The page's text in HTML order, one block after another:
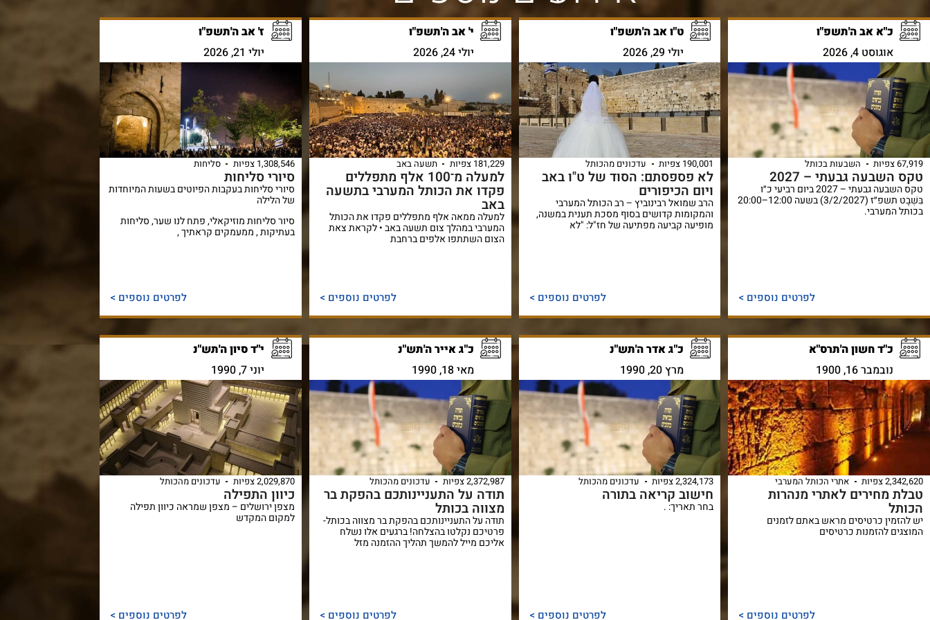
כ"א אב ה'תשפ"ו
אוגוסט 4, 2026
67,919 צפיות השבעות בכותל
טקס השבעה גבעתי – 2027
טקס השבעה גבעתי – 2027 ביום רביעי כ״ו
בִּשְׁבָט תשפ״ז (3/2/2027) בשעה 12:00–20:00
בכותל המערבי.
לפרטים נוספים >
ט"ו אב ה'תשפ"ו
יולי 29, 2026
190,001 צפיות עדכונים מהכותל
לא פספסתם: הסוד של ט"ו באב
ויום הכיפורים
הרב שמואל רבינוביץ – רב הכותל המערבי
והמקומות קדושים בסוף מסכת תענית במשנה,
מופיעה קביעה מפתיעה של חז"ל: "לא
לפרטים נוספים >
י' אב ה'תשפ"ו
יולי 24, 2026
181,229 צפיות תשעה באב
למעלה מ־100 אלף מתפללים
פקדו את הכותל המערבי בתשעה
באב
למעלה ממאה אלף מתפללים פקדו את הכותל
המערבי במהלך צום תשעה באב • לקראת צאת
הצום השתתפו אלפים ברחבת
לפרטים נוספים >
ז' אב ה'תשפ"ו
יולי 21, 2026
1,308,546 צפיות סליחות
סיורי סליחות
סיורי סליחות בעקבות הפיוטים בשעות המיוחדות
של הלילה
סיור סליחות מוזיקאלי, פתח לנו שער, סליחות
בעתיקות , ממעמקים קראתיך ,
לפרטים נוספים >
כ"ד חשון ה'תרס"א
נובמבר 16, 1900
2,342,620 צפיות אתרי הכותל המערבי
טבלת מחירים לאתרי מנהרות
הכותל
יש להזמין כרטיסים מראש באתם לזמנים
המוצגים להזמנות כרטיסים
לפרטים נוספים >
כ"ג אדר ה'תש"נ
מרץ 20, 1990
2,324,173 צפיות עדכונים מהכותל
חישוב קריאה בתורה
בחר תאריך: .
לפרטים נוספים >
כ"ג אייר ה'תש"נ
מאי 18, 1990
2,372,987 צפיות עדכונים מהכותל
תודה על התעניינותכם בהפקת בר
מצווה בכותל
תודה על התעניינותכם בהפקת בר מצווה בכותל-
פרטיכם נקלטו בהצלחה! ברגעים אלו נשלח
אליכם מייל להמשך תהליך ההזמנה מזל
לפרטים נוספים >
י"ד סיון ה'תש"נ
יוני 7, 1990
2,029,870 צפיות עדכונים מהכותל
כיוון התפילה
מצפן ירושלים – מצפן שמראה כיוון תפילה
למקום המקדש
לפרטים נוספים >